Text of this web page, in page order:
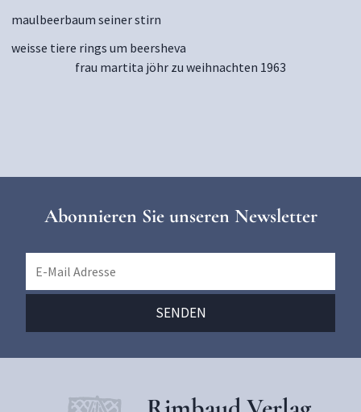
maulbeerbaum seiner stirn
weisse tiere rings um beersheva
frau martita jöhr zu weihnachten 1963
Abonnieren Sie unseren Newsletter